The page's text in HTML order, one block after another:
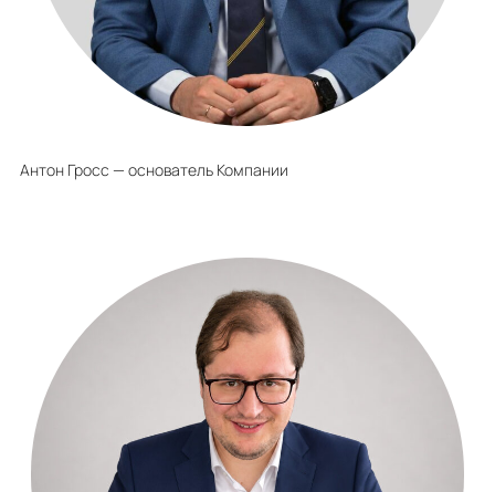
Антон Гросс — основатель Компании